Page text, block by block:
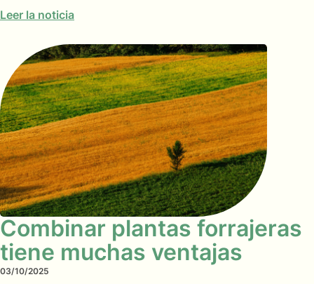
Leer la noticia
Combinar plantas forrajeras
tiene muchas ventajas
03/10/2025